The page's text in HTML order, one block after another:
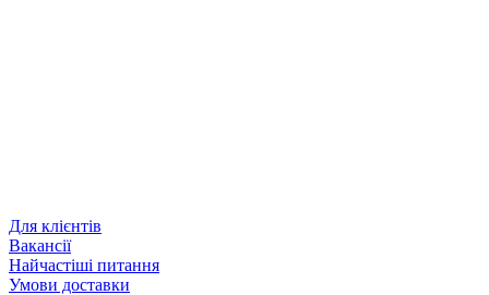
Для клієнтів
Вакансії
Найчастіші питання
Умови доставки